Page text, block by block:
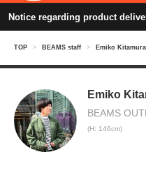
Notice regarding product
TOP > BEAMS staff > Emiko
Emiko
BEAMS
(H: 146cm)